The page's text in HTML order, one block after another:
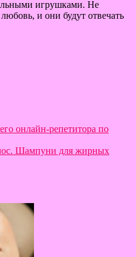
игрушками. Не
и они будут отвечать
онлайн-репетитора по
Шампуни для жирных